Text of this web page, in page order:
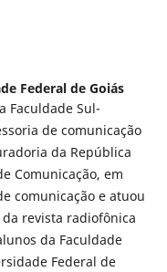
Federal de Goiás
Faculdade Sul-
de comunicação
da República
Comunicação, em
comunicação e atuou
revista radiofônica
da Faculdade
Federal de